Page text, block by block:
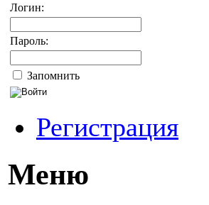
Логин:
Пароль:
Запомнить
Регистрация
Меню